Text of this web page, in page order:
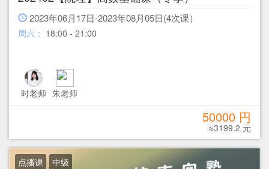
2023年06月17日-2023年08月05日(4次课）
周六： 18:00 - 21:00
时老师 朱老师
50000 円
≈3199.2 元
点播课 中级